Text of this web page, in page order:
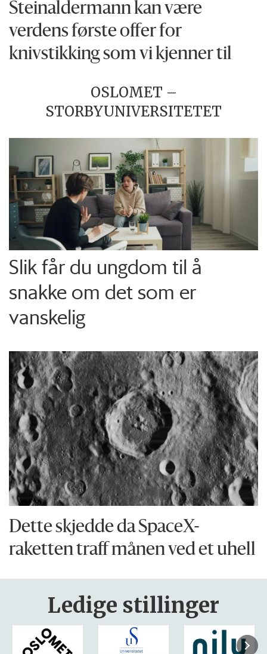
Steinaldermann kan være
verdens første offer for
knivstikking som vi kjenner til
OSLOMET –
STORBYUNIVERSITETET
Slik får du ungdom til å
snakke om det som er
vanskelig
Dette skjedde da SpaceX-
raketten traff månen ved et uhell
Ledige stillinger